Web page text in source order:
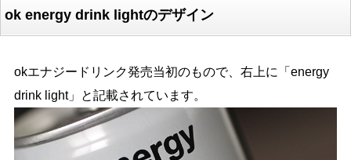
ok energy drink lightのデザイン
okエナジードリンク発売当初のもので、右上に「energy
drink light」と記載されています。